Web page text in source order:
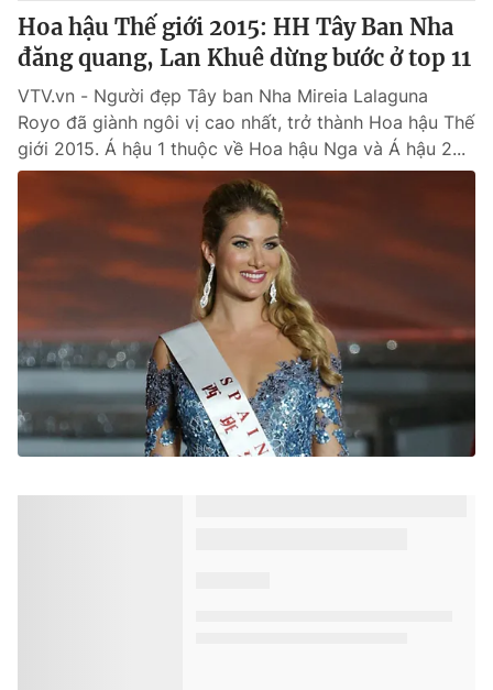
Hoa hậu Thế giới 2015: HH Tây Ban Nha
đăng quang, Lan Khuê dừng bước ở top 11
VTV.vn - Người đẹp Tây ban Nha Mireia Lalaguna
Royo đã giành ngôi vị cao nhất, trở thành Hoa hậu Thế
giới 2015. Á hậu 1 thuộc về Hoa hậu Nga và Á hậu 2...